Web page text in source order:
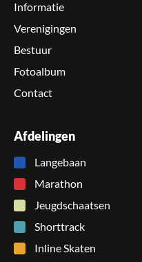
Informatie
Verenigingen
Bestuur
Fotoalbum
Contact
Afdelingen
Langebaan
Marathon
Jeugdschaatsen
Shorttrack
Inline Skaten